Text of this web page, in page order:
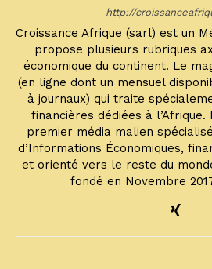
http://
Croissance Afrique (sarl) est un
propose plusieurs rubriques
économique du continent. Le
(en ligne dont un mensuel
à journaux) qui traite
financières dédiées à
premier média malien
d’Informations Économiques,
et orienté vers le reste du
fondé en Novembre